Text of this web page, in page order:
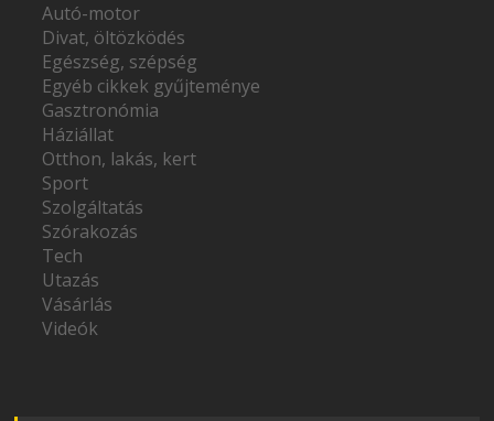
Autó-motor
Divat, öltözködés
Egészség, szépség
Egyéb cikkek gyűjteménye
Gasztronómia
Háziállat
Otthon, lakás, kert
Sport
Szolgáltatás
Szórakozás
Tech
Utazás
Vásárlás
Videók